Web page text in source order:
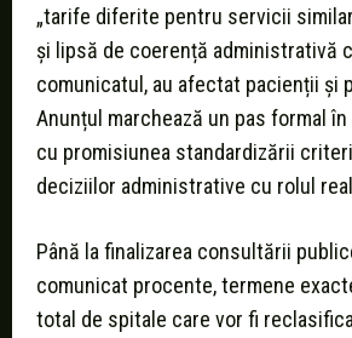
„tarife diferite pentru servicii
și lipsă de coerență administrativă
comunicatul, au afectat pacienții și
Anunțul marchează un pas formal
cu promisiunea standardizării
deciziilor administrative cu rolul
Până la finalizarea consultării
comunicat procente, termene
total de spitale care vor fi